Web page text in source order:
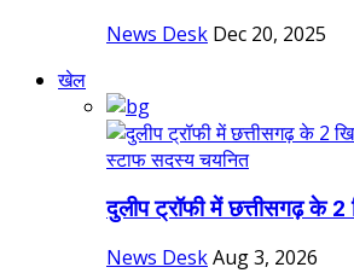
News Desk Dec 20, 2025
खेल
दुलीप ट्रॉफी में छत्तीसगढ़ के
News DeskAug 3, 2026